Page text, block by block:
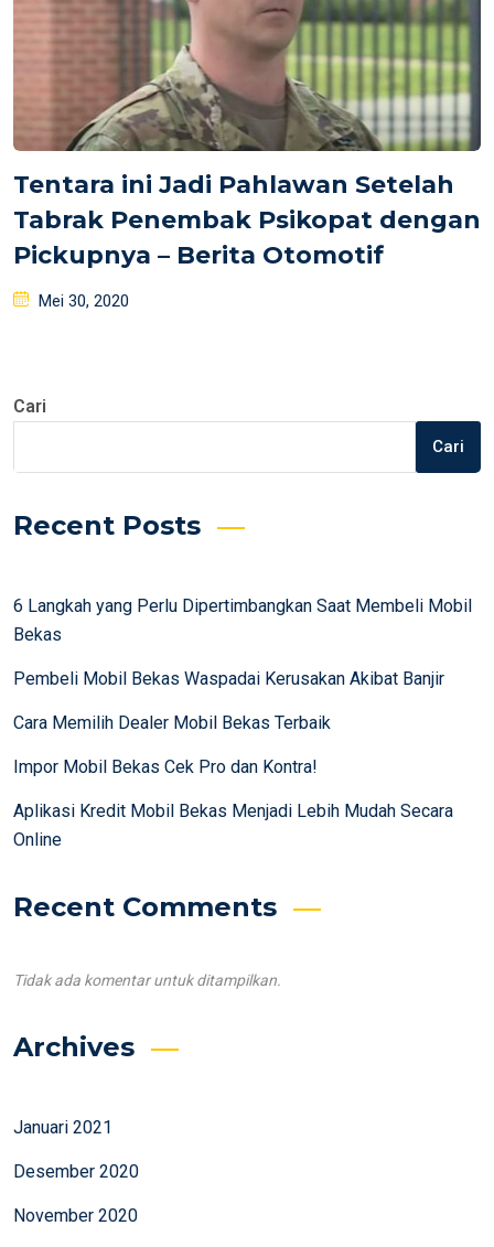
Tentara ini Jadi Pahlawan Setelah
Tabrak Penembak Psikopat dengan
Pickupnya – Berita Otomotif
Posted
Mei 30, 2020
Cari
Cari
Recent Posts
6 Langkah yang Perlu Dipertimbangkan Saat Membeli Mobil
Bekas
Pembeli Mobil Bekas Waspadai Kerusakan Akibat Banjir
Cara Memilih Dealer Mobil Bekas Terbaik
Impor Mobil Bekas Cek Pro dan Kontra!
Aplikasi Kredit Mobil Bekas Menjadi Lebih Mudah Secara
Online
Recent Comments
Tidak ada komentar untuk ditampilkan.
Archives
Januari 2021
Desember 2020
November 2020